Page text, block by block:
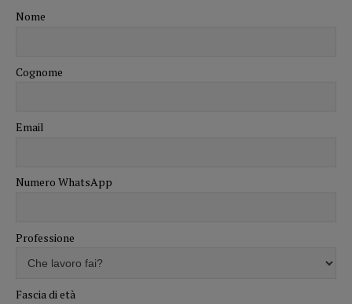
Nome
Cognome
Email
Numero WhatsApp
Professione
Fascia di età